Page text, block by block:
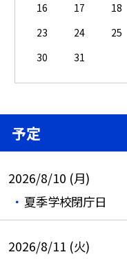
16
17 18
23
24 25
30
31
予定
2026/8/10 (月)
夏季学校閉庁日
2026/8/11 (火)